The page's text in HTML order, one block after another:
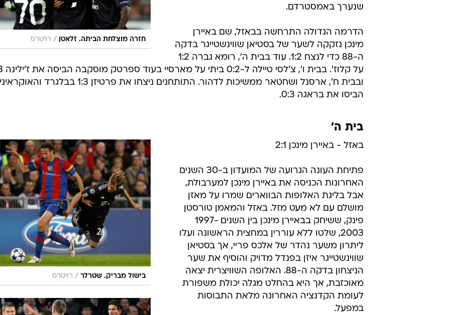
חזרה מוצלחת הביתה. זלאטן / רויטרס
שנערך באמסטרדם.
הדרמה הגדולה התרחשה בבאזל, שם באיירן
מינכן נזקקה לשער של בסטיאן שווינשטייגר בדקה
ה-88 כדי לנצח 1:2. עוד בבית ה', רומא גברה 1:2
ובבית ח', ארסנל ושחטאר ממשיכות לדהור. התותחנים ניצחו את פרטיזן 1:3 בבלגרד
הביסו את בראגה 0:3.
בית ה'
בישול מבריק. שטרלר / רויטרס
באזל - באיירן מינכן 2:1
פתיחת העונה הגרועה של המועדון ב-30 השנים
האחרונות הכניסה את באיירן מינכן למערבולת,
אבל בליגת האלופות הבווארים שמרו על מאזן
מושלם עם לא מעט מזל. באזל והמאמן טורסטן
פינק, ששיחק בבאיירן מינכן בין השנים 1997-
2003, שלטו ללא עוררין במחצית הראשונה ועלו
ליתרון משער נהדר של אלכס פריי, אך בסטיאן
שווינשטייגר איזן בפנדל מדויק והוסיף את שער
הניצחון בדקה ה-88. האלופה השוויצרית יצאה
מאוכזבת, אך היא בהחלט מגלה יכולת משפורת
לעומת הקדנציה האחרונה מלאת התבוסות
במפעל.